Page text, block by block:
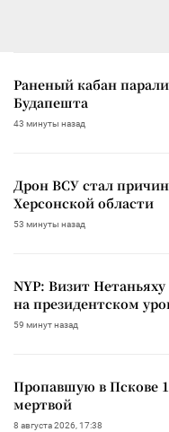
Раненый кабан
Будапешта
43 минуты назад
Дрон ВСУ стал
Херсонской области
53 минуты назад
NYP: Визит
на президентском
59 минут назад
Пропавшую в Пскове
мертвой
8 августа 2026, 17:38